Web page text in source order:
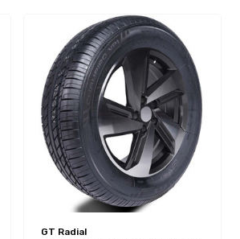
GT Radial